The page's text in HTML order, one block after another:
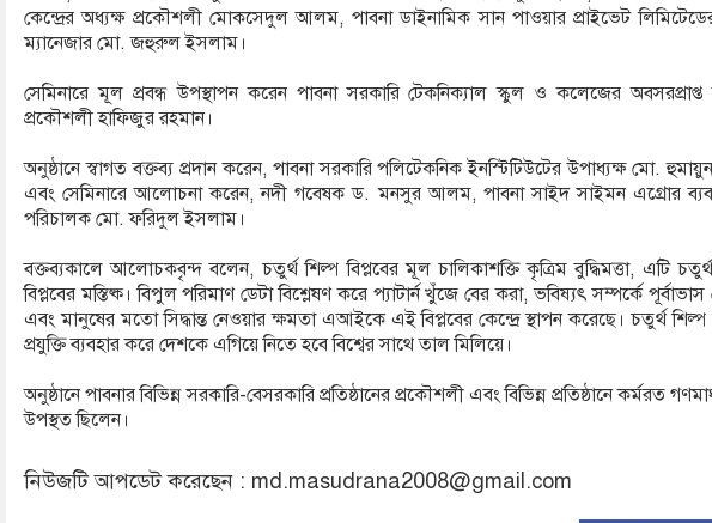
কেন্দ্রের অধ্যক্ষ প্রকৌশলী মোকসেদুল আলম, পাবনা ডাইনামিক সান পাওয়ার প্রাইভেট লিমিটেডের
ম্যানেজার মো. জহুরুল ইসলাম।
সেমিনারে মূল প্রবন্ধ উপস্থাপন করেন পাবনা সরকারি টেকনিক্যাল স্কুল ও কলেজের অবসরপ্রাপ্ত
প্রকৌশলী হাফিজুর রহমান।
অনুষ্ঠানে স্বাগত বক্তব্য প্রদান করেন, পাবনা সরকারি পলিটেকনিক ইনস্টিটিউটের উপাধ্যক্ষ মো.
এবং সেমিনারে আলোচনা করেন, নদী গবেষক ড. মনসুর আলম, পাবনা সাইদ সাইমন এগ্রোর
পরিচালক মো. ফরিদুল ইসলাম।
বক্তব্যকালে আলোচকবৃন্দ বলেন, চতুর্থ শিল্প বিপ্লবের মূল চালিকাশক্তি কৃত্রিম বুদ্ধিমত্তা, এটি
বিপ্লবের মস্তিষ্ক। বিপুল পরিমাণ ডেটা বিশ্লেষণ করে প্যাটার্ন খুঁজে বের করা, ভবিষ্যৎ সম্পর্কে
এবং মানুষের মতো সিদ্ধান্ত নেওয়ার ক্ষমতা এআইকে এই বিপ্লবের কেন্দ্রে স্থাপন করেছে। চতুর্থ শিল্প
প্রযুক্তি ব্যবহার করে দেশকে এগিয়ে নিতে হবে বিশ্বের সাথে তাল মিলিয়ে।
অনুষ্ঠানে পাবনার বিভিন্ন সরকারি-বেসরকারি প্রতিষ্ঠানের প্রকৌশলী এবং বিভিন্ন প্রতিষ্ঠানে কর্মরত
উপস্থত ছিলেন।
নিউজটি আপডেট করেছেন : md.masudrana2008@gmail.com